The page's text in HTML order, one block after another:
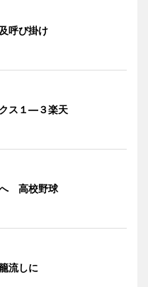
呼び掛け
ス１―３楽天
高校野球
流しに